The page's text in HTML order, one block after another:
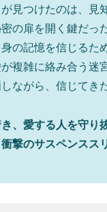
見つけたのは、見
の扉を開く鍵だった
の記憶を信じるた
複雑に絡み合う迷宮
ながら、信じてき
、愛する人を守り
撃のサスペンスス